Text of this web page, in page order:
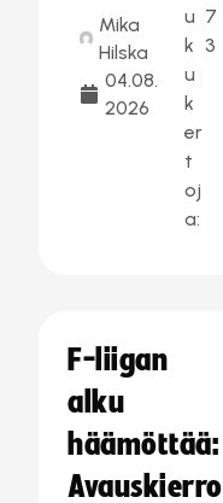
Mika
Hilska
04.08.
2026
u
k
u
k
er
t
oj
a:
7
3
F-liigan
alku
häämöttää:
Avauskierro